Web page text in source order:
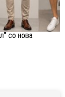
со нова